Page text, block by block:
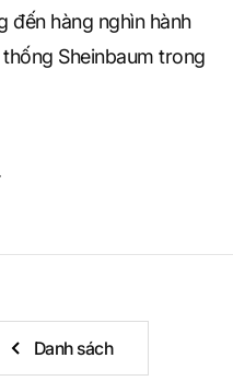
đến hàng nghìn hành
Sheinbaum trong
Danh sách